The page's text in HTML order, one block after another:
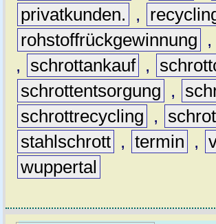
privatkunden.
,
rohstoffrückgewinnung
,
,
schrottankauf ,
schrottentsorgung
,
schrottrecycling
,
stahlschrott , termin ,
wuppertal